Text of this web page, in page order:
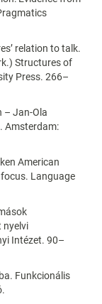
relation to talk.
Structures of
Press. 266–
– Jan-Ola
Amsterdam:
American
Language
nyelvi
Intézet. 90–
Funkcionális